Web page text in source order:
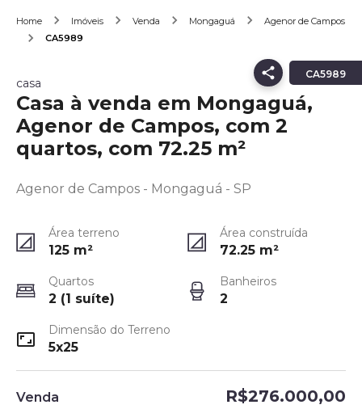
Home Imóveis Venda Mongaguá
Agenor de Campos
CA5989
CA5989
casa
Casa à venda em Mongaguá,
Agenor de Campos, com 2
quartos, com 72.25 m²
Agenor de Campos - Mongaguá - SP
Área terreno
125 m²
Área construída
72.25 m²
Quartos
2 (1 suíte)
Banheiros
2
Dimensão do Terreno
5x25
Venda R$276.000,00